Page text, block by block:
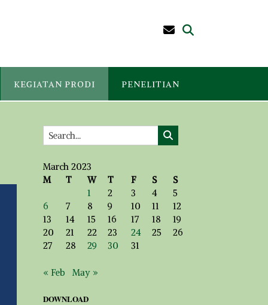
KEGIATAN PRODI PENELITIAN
March 2023
M
T W T F S
S
1
2 3 4
5
6
7 8 9 10 11
12
13
14 15 16 17 18
19
20
21 22 23 24 25
26
27
28 29 30 31
« Feb May »
DOWNLOAD